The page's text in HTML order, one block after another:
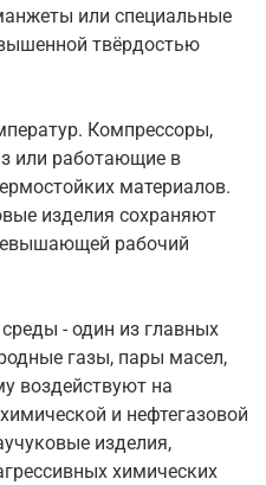
или специальные
твёрдостью
Компрессоры,
или работающие в
материалов.
изделия сохраняют
рабочий
- один из главных
газы, пары масел,
воздействуют на
и нефтегазовой
изделия,
химических